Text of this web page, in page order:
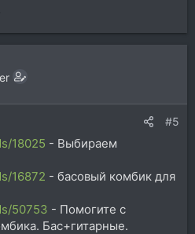
#5
18025 - Выбираем
16872 - басовый комбик для
50753 - Помогите с
Бас+гитарные.